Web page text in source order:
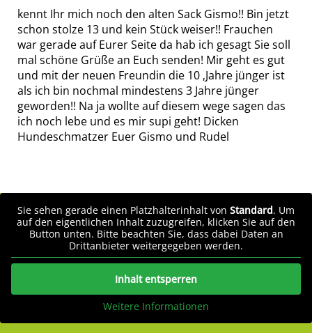
kennt Ihr mich noch den alten Sack Gismo!! Bin jetzt
schon stolze 13 und kein Stück weiser!! Frauchen
war gerade auf Eurer Seite da hab ich gesagt Sie soll
mal schöne Grüße an Euch senden! Mir geht es gut
und mit der neuen Freundin die 10 ‚Jahre jünger ist
als ich bin nochmal mindestens 3 Jahre jünger
geworden!! Na ja wollte auf diesem wege sagen das
ich noch lebe und es mir supi geht! Dicken
Hundeschmatzer Euer Gismo und Rudel
Sie sehen gerade einen Platzhalterinhalt von Standard. Um
auf den eigentlichen Inhalt zuzugreifen, klicken Sie auf den
Button unten. Bitte beachten Sie, dass dabei Daten an
Drittanbieter weitergegeben werden.
Inhalt entsperren
Weitere Informationen